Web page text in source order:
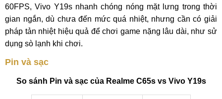
60FPS, Vivo Y19s nhanh chóng nóng mặt lưng trong thời
gian ngắn, dù chưa đến mức quá nhiệt, nhưng cần có giải
pháp tản nhiệt hiệu quả để chơi game nặng lâu dài, như sử
dụng sò lạnh khi chơi.
Pin và sạc
So sánh Pin và sạc của Realme C65s vs Vivo Y19s